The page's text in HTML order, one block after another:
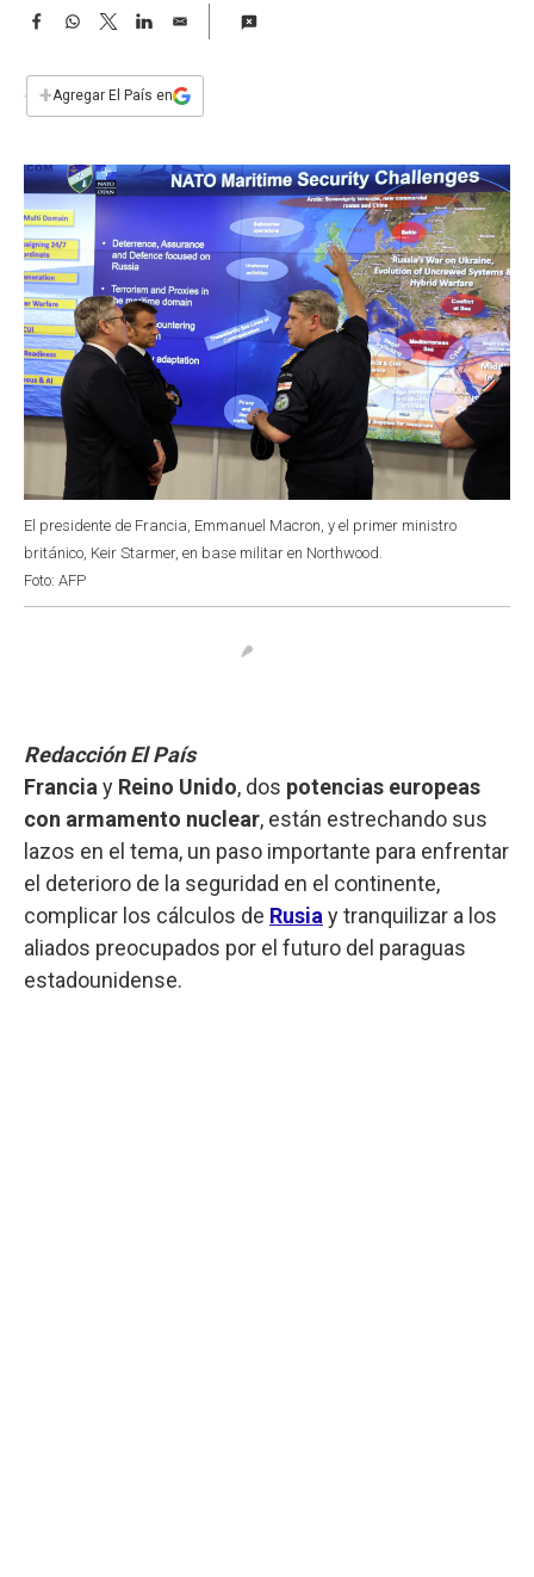
F
e
b
k
W
s
p
T
w
t
L
n
E
i
l
+Agregar El País en
El presidente de Francia, Emmanuel Macron, y el primer ministro
británico, Keir Starmer, en base militar en Northwood.
Foto: AFP
Redacción El País
Francia y Reino Unido, dos potencias europeas
con armamento nuclear, están estrechando sus
lazos en el tema, un paso importante para enfrentar
el deterioro de la seguridad en el continente,
complicar los cálculos de Rusia y tranquilizar a los
aliados preocupados por el futuro del paraguas
estadounidense.